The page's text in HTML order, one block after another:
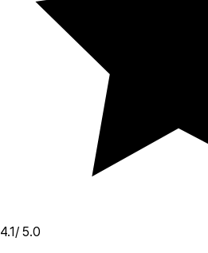
4.1/ 5.0